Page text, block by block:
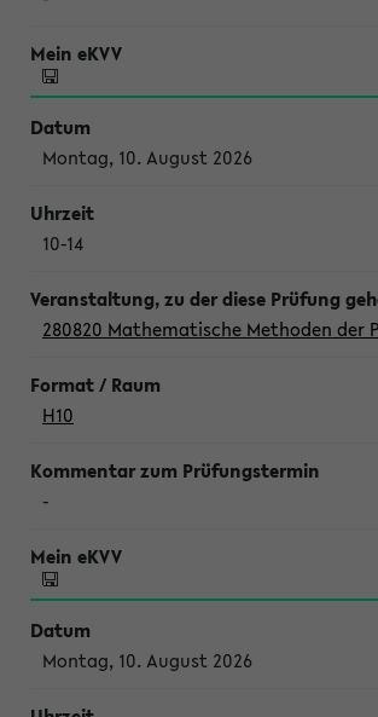
Montag, 10. August 2026
10-14
280820 Mathematische Methoden der
H10
-
Montag, 10. August 2026